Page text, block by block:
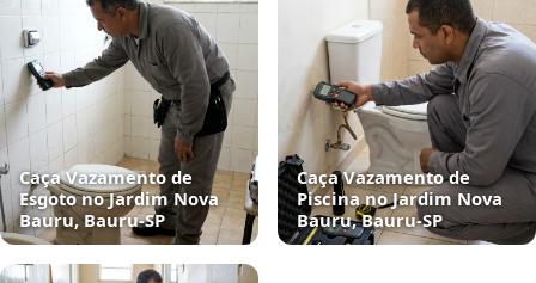
Caça Vazamento de
Esgoto no Jardim Nova
Bauru, Bauru‑SP
Caça Vazamento de
Piscina no Jardim Nova
Bauru, Bauru‑SP